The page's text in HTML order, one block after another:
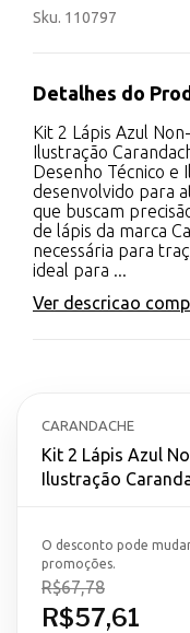
Sku. 110797
Detalhes do
Kit 2 Lápis Azul
Ilustração
Desenho Técnico e
desenvolvido para
que buscam
de lápis da marca
necessária para
ideal para ...
Ver descricao
CARANDACHE
Kit 2 Lápis Azul
Ilustração
R$57,61
R$67,78
O desconto pode
promoções.